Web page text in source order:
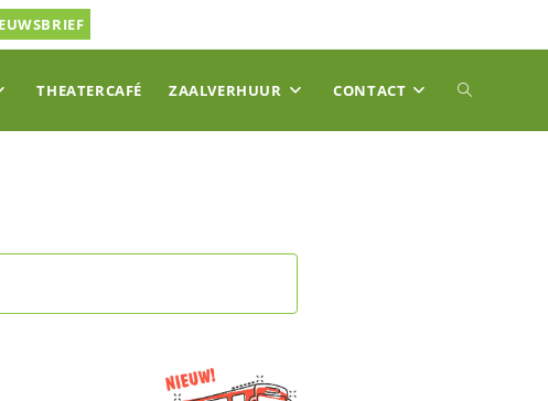
THEATERCAFÉ ZAALVERHUUR CONTACT TOGGLE